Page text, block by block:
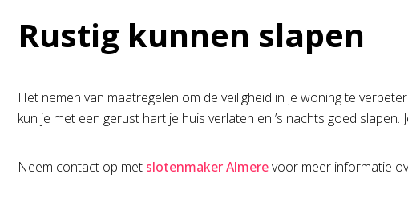
Rustig kunnen slapen
Het nemen van maatregelen om de veiligheid in je woning te
kun je met een gerust hart je huis verlaten en ’s nachts goed
Neem contact op met slotenmaker Almerevoor meer informatie